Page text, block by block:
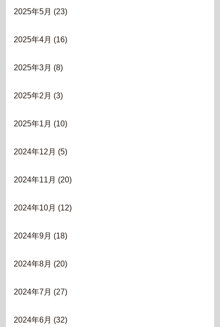
2025年5月 (23)
2025年4月 (16)
2025年3月 (8)
2025年2月 (3)
2025年1月 (10)
2024年12月 (5)
2024年11月 (20)
2024年10月 (12)
2024年9月 (18)
2024年8月 (20)
2024年7月 (27)
2024年6月 (32)